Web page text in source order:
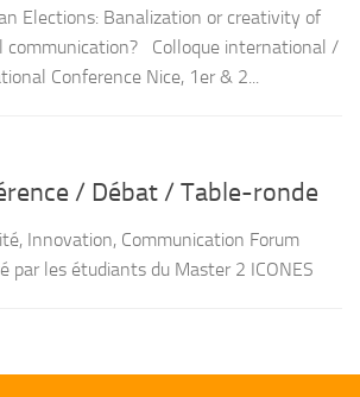
Elections: Banalization or creativity of
communication? Colloque international /
Conference Nice, 1er & 2...
/ Débat / Table-ronde
Innovation, Communication Forum
par les étudiants du Master 2 ICONES